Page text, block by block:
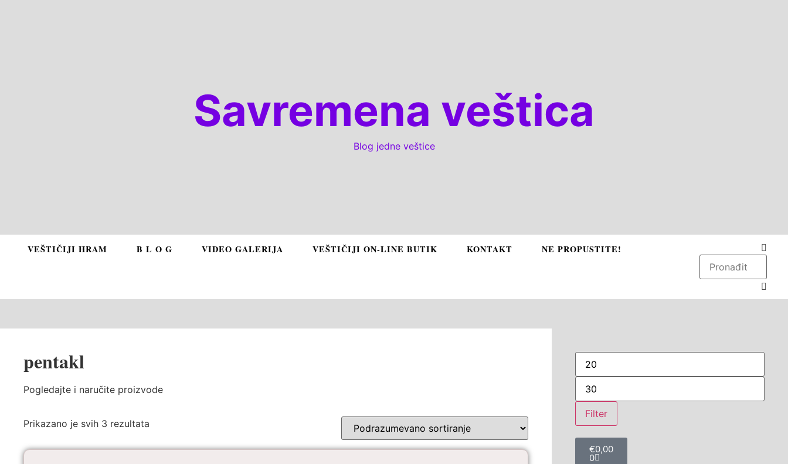
Savremena veštica
Blog jedne veštice
VEŠTIČIJI HRAM B L O G VIDEO GALERIJA VEŠTIČIJI ON-LINE BUTIK KONTAKT NE PROPUSTITE!
pentakl
Pogledajte i naručite proizvode
Prikazano je svih 3 rezultata
Filter
€0,00
0